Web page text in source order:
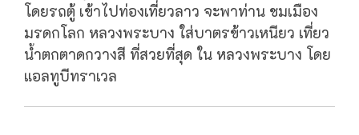
โดยรถตู้ เข้าไปท่องเที่ยวลาว จะพาท่าน ชมเมือง
มรดกโลก หลวงพระบาง ใส่บาตรข้าวเหนียว เที่ยว
น้ำตกตาดกวางสี ที่สวยที่สุด ใน หลวงพระบาง โดย
แอลทูบีทราเวล